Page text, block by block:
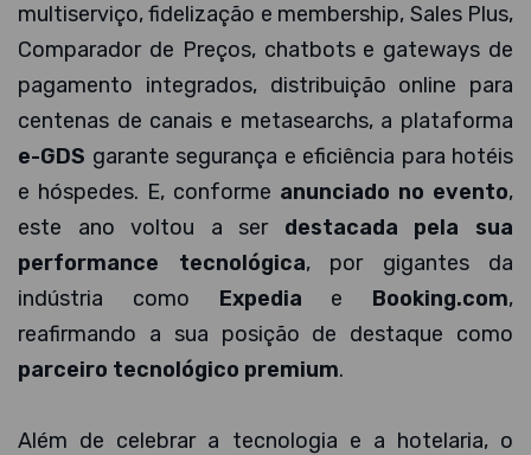
multiserviço, fidelização e membership, Sales Plus,
Comparador de Preços, chatbots e gateways de
pagamento integrados, distribuição online para
centenas de canais e metasearchs, a plataforma
e-GDS garante segurança e eficiência para hotéis
e hóspedes. E, conforme anunciado no evento,
este ano voltou a ser destacada pela sua
performance tecnológica, por gigantes da
indústria como Expedia e Booking.com,
reafirmando a sua posição de destaque como
parceiro tecnológico premium.
Além de celebrar a tecnologia e a hotelaria, o